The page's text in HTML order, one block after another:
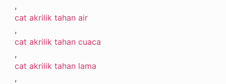
,
cat akrilik tahan air
,
cat akrilik tahan cuaca
,
cat akrilik tahan lama
,